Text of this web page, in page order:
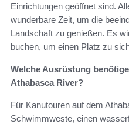
Einrichtungen geöffnet sind.
wunderbare Zeit, um die
Landschaft zu genießen. Es
buchen, um einen Platz zu
Welche Ausrüstung
Athabasca River?
Für Kanutouren auf dem
Schwimmweste, einen